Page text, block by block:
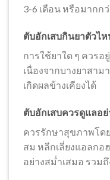
3-6 เดือน หรือมากก
ตับอักเสบกินยาตัวไห
การใช้ยาใด ๆ ควร
เนื่องจากบางยาสา
เกิดผลข้างเคียงได้
ตับอักเสบควรดูแลอ
ควรรักษาสุขภาพโด
สม หลีกเลี่ยงแอลกอ
อย่างสม่ำเสมอ รวม